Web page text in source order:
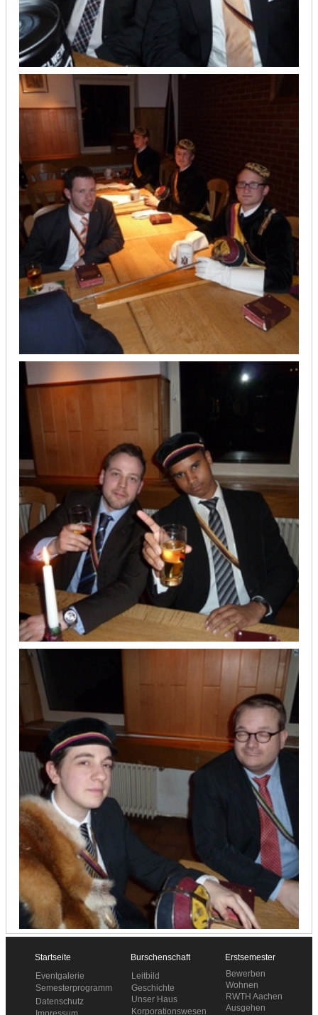
Startseite
Eventgalerie
Semesterprogramm
Datenschutz
Burschenschaft
Leitbild
Geschichte
Unser Haus
Korporationswesen
Erstsemester
Bewerben
Wohnen
RWTH Aachen
Ausgehen